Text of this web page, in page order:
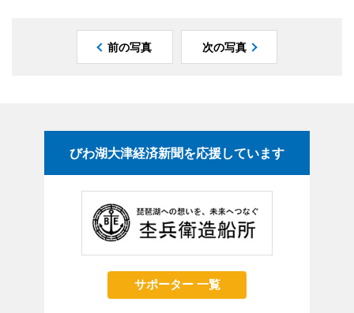
前の写真 次の写真
びわ湖大津経済新聞を応援しています
サポーター 一覧